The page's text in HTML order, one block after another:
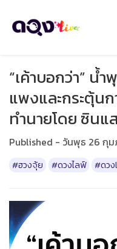
“เค้าบอกว่า” น้
แพงและกระตุ้น
ทำนายโดย ซิน
Published - วันพุธ 26 กุ
#ฮวงจุ้ย #ดวงไลฟ์ #ดวง